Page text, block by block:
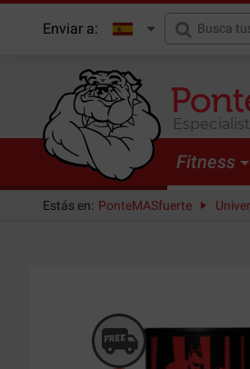
Enviar a:
Fitness
Estás en: PonteMASfuerte